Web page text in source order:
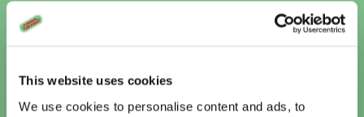
This website uses cookies
We use cookies to personalise content and ads, to
6 Stills